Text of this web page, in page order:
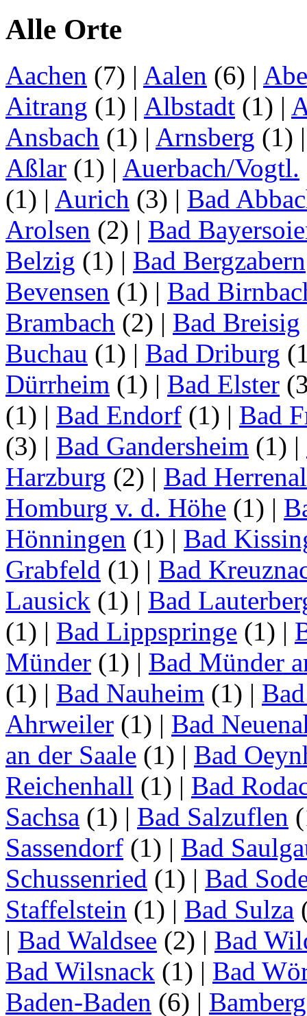
Alle Orte
Aachen (7) | Aalen (6) |
Aitrang (1) | Albstadt (1) |
Ansbach (1) | Arnsberg (1)
Aßlar (1) | Auerbach/Vogtl.
(1) | Aurich (3) | Bad
Arolsen (2) | Bad
Belzig (1) | Bad Bergzabern
Bevensen (1) | Bad
Brambach (2) | Bad Breisig
Buchau (1) | Bad Driburg
Dürrheim (1) | Bad Elster
(1) | Bad Endorf (1) | Bad
(3) | Bad Gandersheim (1) |
Harzburg (2) | Bad
Homburg v. d. Höhe (1) |
Hönningen (1) | Bad
Grabfeld (1) | Bad
Lausick (1) | Bad
(1) | Bad Lippspringe (1) |
Münder (1) | Bad Münder
(1) | Bad Nauheim (1) |
Ahrweiler (1) | Bad
an der Saale (1) | Bad
Reichenhall (1) | Bad
Sachsa (1) | Bad Salzuflen
Sassendorf (1) | Bad
Schussenried (1) | Bad
Staffelstein (1) | Bad Sulza
| Bad Waldsee (2) | Bad
Bad Wilsnack (1) | Bad
Baden-Baden (6) | Bamberg